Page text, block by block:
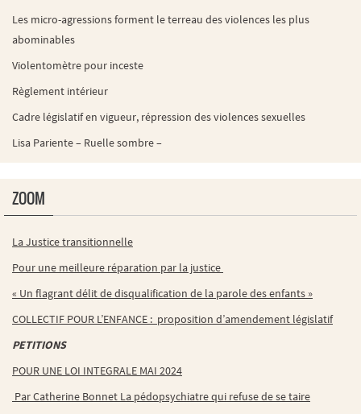
Les micro-agressions forment le terreau des violences les plus
abominables
Violentomètre pour inceste
Règlement intérieur
Cadre législatif en vigueur, répression des violences sexuelles
Lisa Pariente – Ruelle sombre –
ZOOM
La Justice transitionnelle
Pour une meilleure réparation par la justice
« Un flagrant délit de disqualification de la parole des enfants »
COLLECTIF POUR L’ENFANCE : proposition d’amendement législatif
PETITIONS
POUR UNE LOI INTEGRALE MAI 2024
Par Catherine Bonnet La pédopsychiatre qui refuse de se taire